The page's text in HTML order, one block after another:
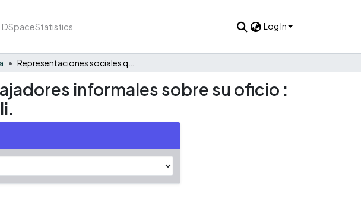
DSpaceStatistics Log In
informales sobre su oficio :